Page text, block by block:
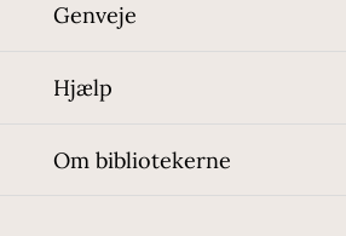
Genveje
Hjælp
Om bibliotekerne